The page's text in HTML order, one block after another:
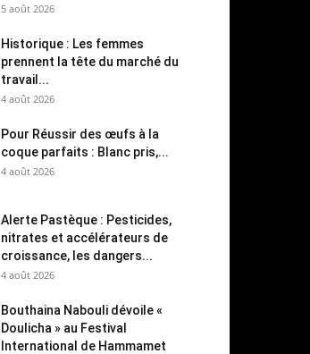
5 août 2026
Historique : Les femmes
prennent la tête du marché du
travail...
4 août 2026
Pour Réussir des œufs à la
coque parfaits : Blanc pris,...
4 août 2026
Alerte Pastèque : Pesticides,
nitrates et accélérateurs de
croissance, les dangers...
4 août 2026
Bouthaina Nabouli dévoile «
Doulicha » au Festival
International de Hammamet